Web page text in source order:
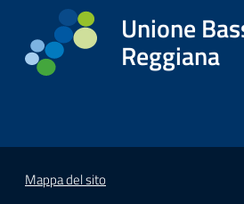
Unione
Reggiana
Mappa del sito